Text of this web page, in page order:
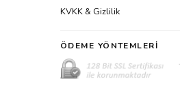
KVKK & Gizlilik
ÖDEME YÖNTEMLERI